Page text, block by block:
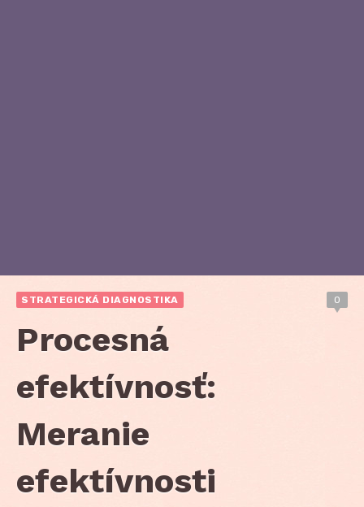
STRATEGICKÁ DIAGNOSTIKA 0
Procesná
efektívnosť:
Meranie
efektívnosti